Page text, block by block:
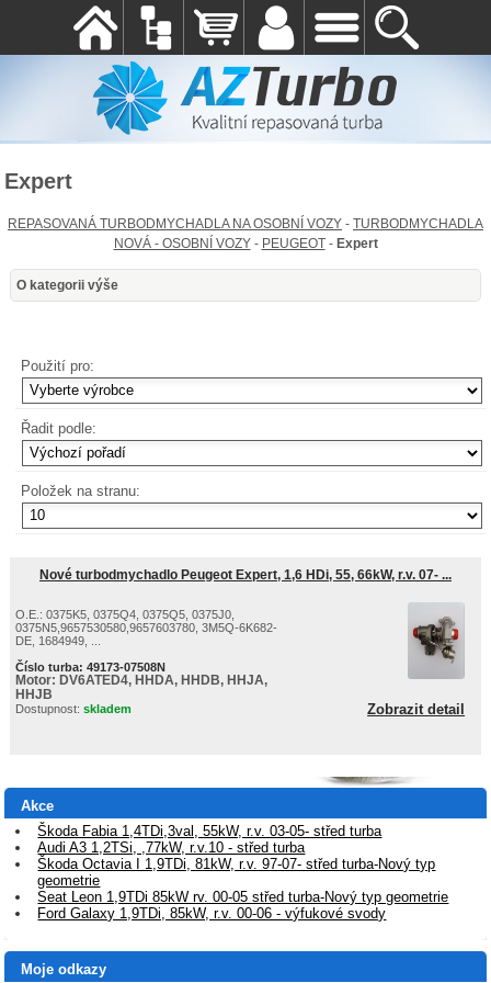
Expert
REPASOVANÁ TURBODMYCHADLA NA OSOBNÍ VOZY - TURBODMYCHADLA
NOVÁ - OSOBNÍ VOZY- PEUGEOT- Expert
O kategorii výše
Použití pro:
Řadit podle:
Položek na stranu:
Nové turbodmychadlo Peugeot Expert, 1,6 HDi, 55, 66kW, r.v. 07- ...
O.E.: 0375K5, 0375Q4, 0375Q5, 0375J0,
0375N5,9657530580,9657603780, 3M5Q-6K682-
DE, 1684949, ...
Číslo turba: 49173-07508N
Motor: DV6ATED4, HHDA, HHDB, HHJA,
HHJB
Dostupnost: skladem Zobrazit detail
Akce
Škoda Fabia 1,4TDi,3val, 55kW, r.v. 03-05- střed turba
Audi A3 1,2TSi, ,77kW, r.v.10 - střed turba
Škoda Octavia I 1,9TDi, 81kW, r.v. 97-07- střed turba-Nový typ
geometrie
Seat Leon 1,9TDi 85kW rv. 00-05 střed turba-Nový typ geometrie
Ford Galaxy 1,9TDi, 85kW, r.v. 00-06 - výfukové svody
Moje odkazy